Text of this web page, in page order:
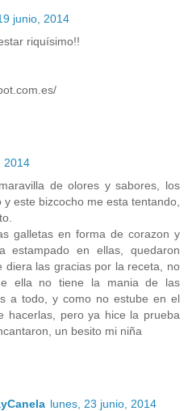
junio, 2014
riquísimo!!
2014
de olores y sabores, los
este bizcocho me esta tentando,
galletas en forma de corazon y
estampado en ellas, quedaron
diera las gracias por la receta, no
ella no tiene la mania de las
a todo, y como no estube en el
hacerlas, pero ya hice la prueba
un besito mi niña
lunes, 23 junio, 2014